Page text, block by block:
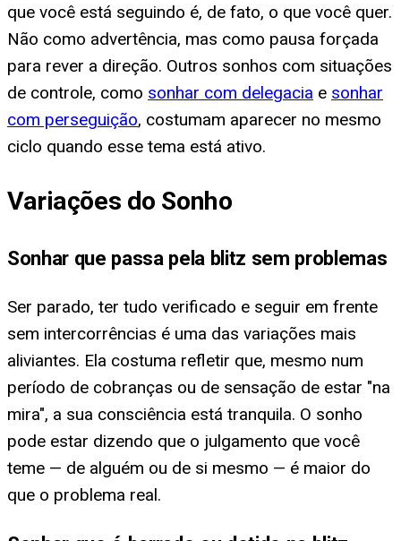
que você está seguindo é, de fato, o que você quer.
Não como advertência, mas como pausa forçada
para rever a direção. Outros sonhos com situações
de controle, como sonhar com delegacia e sonhar
com perseguição, costumam aparecer no mesmo
ciclo quando esse tema está ativo.
Variações do Sonho
Sonhar que passa pela blitz sem problemas
Ser parado, ter tudo verificado e seguir em frente
sem intercorrências é uma das variações mais
aliviantes. Ela costuma refletir que, mesmo num
período de cobranças ou de sensação de estar "na
mira", a sua consciência está tranquila. O sonho
pode estar dizendo que o julgamento que você
teme — de alguém ou de si mesmo — é maior do
que o problema real.